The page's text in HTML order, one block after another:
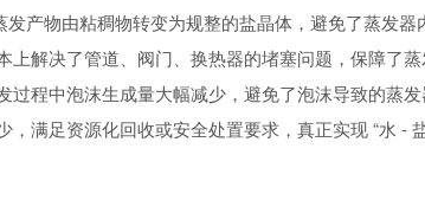
产物由粘稠物转变为规整的盐晶体，避免了蒸发器
解决了管道、阀门、换热器的堵塞问题，保障了蒸
程中泡沫生成量大幅减少，避免了泡沫导致的蒸发
满足资源化回收或安全处置要求，真正实现 “水 - 盐